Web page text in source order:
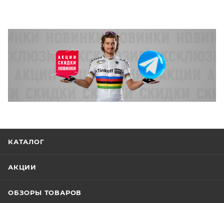
КАТАЛОГ
АКЦИИ
ОБЗОРЫ ТОВАРОВ